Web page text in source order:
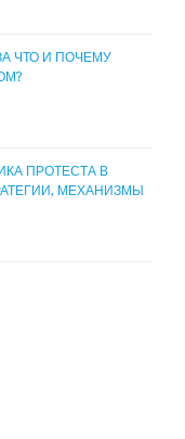
ЧТО И ПОЧЕМУ
ПРОТЕСТА В
МЕХАНИЗМЫ